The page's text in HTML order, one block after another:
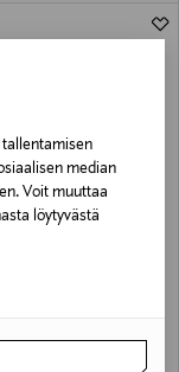
median
Voit muuttaa
löytyvästä